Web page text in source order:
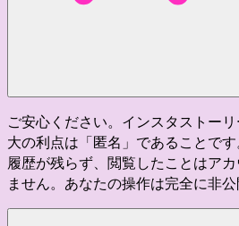
ご安心ください。インスタストー
大の利点は「匿名」であることで
履歴が残らず、閲覧したことはア
ません。あなたの操作は完全に非公